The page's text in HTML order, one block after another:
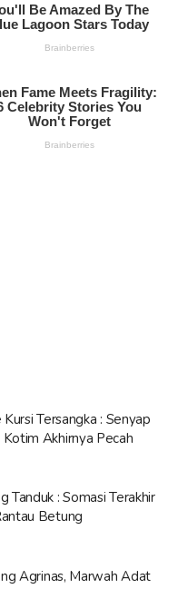
Tersangka : Senyap
Kotim Akhirnya Pecah
Tanduk : Somasi Terakhir
Betung
Agrinas, Marwah Adat